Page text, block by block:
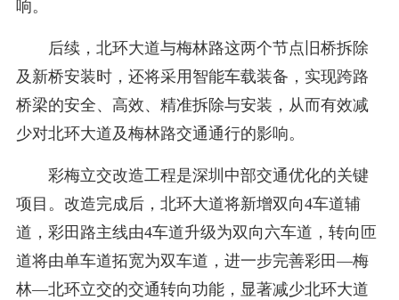
响。
后续，北环大道与梅林路这两个节点旧桥拆除
及新桥安装时，还将采用智能车载装备，实现跨路
桥梁的安全、高效、精准拆除与安装，从而有效减
少对北环大道及梅林路交通通行的影响。
彩梅立交改造工程是深圳中部交通优化的关键
项目。改造完成后，北环大道将新增双向4车道辅
道，彩田路主线由4车道升级为双向六车道，转向匝
道将由单车道拓宽为双车道，进一步完善彩田—梅
林—北环立交的交通转向功能，显著减少北环大道